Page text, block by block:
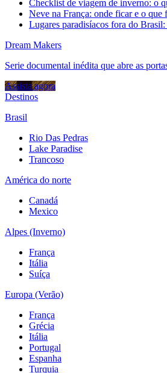
Checklist de viagem de inverno: o
Neve na França: onde ficar e o que
Lugares paradisíacos fora do
Dream Makers
Serie documental inédita que abre as
Assista agora
Destinos
Brasil
Rio Das Pedras
Lake Paradise
Trancoso
América do norte
Canadá
Mexico
Alpes (Inverno)
França
Itália
Suíça
Europa (Verão)
França
Grécia
Itália
Portugal
Espanha
Turquia